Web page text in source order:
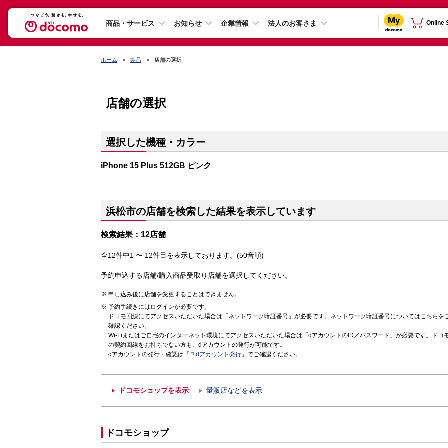
商品・サービス お知らせ 企業情報 法人のお客さま Online
ホーム 製品 店舗の選択
店舗の選択
選択した機種・カラー
iPhone 15 Plus 512GB ピンク
浜松市の店舗を検索した結果を表示しています
検索結果：12店舗
全12件中1 〜 12件目を表示しております。(50音順)
予約申込する店舗/購入商品受取り店舗を選択してください。
申し込み後に店舗を変更することはできません。
予約手続きにはログインが必要です。
ドコモ回線にてアクセスいただいた場合は「ネットワーク暗証番号」が必要です。ネットワーク暗証番号についてはこちら を
確認ください。
Wi-Fiまたはご自宅のインターネット環境にてアクセスいただいた場合は「dアカウントのID／パスワード」が必要です。ドコ
の契約回線をお持ちでない方も、dアカウントの発行が可能です。
dアカウントの発行・確認は「
dアカウント発行 」でご確認ください。
ドコモショップを表示 量販店などを表示
ドコモショップ